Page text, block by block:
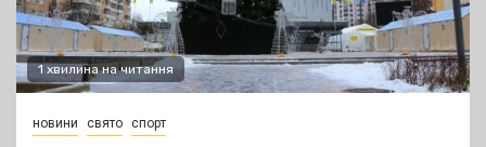
1 хвилина на читання
новини свято спорт